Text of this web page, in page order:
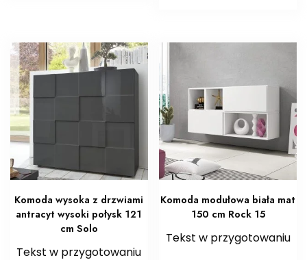
Komoda wysoka z drzwiami
antracyt wysoki połysk 121
cm Solo
Tekst w przygotowaniu
Komoda modułowa biała mat
150 cm Rock 15
Tekst w przygotowaniu